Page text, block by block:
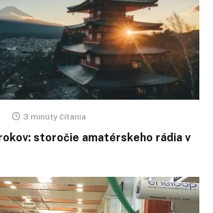
3 minúty čítania
storočie amatérskeho rádia v